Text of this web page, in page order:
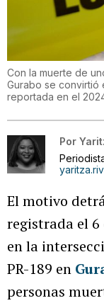
Con la muerte de
Gurabo se convirtió
reportada en el
Por
El motivo
registrada el
en la
PR-189 en
personas